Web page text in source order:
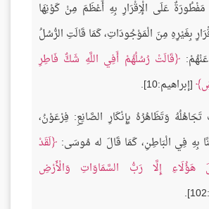
عَلَى الْإِقْرَارِ بِهِ أَعْظَمَ مِنْ كَوْنِهَا
بِغَيْرِهِ مِنَ الْمَوْجُودَاتِ، كَمَا قَالَتِ الرُّسُلُ
قَالَتْ رُسُلُهُمْ أَفِي اللَّهِ شَكٌّ فَاطِرِ
[إبراهيم:10].
وَتَظَاهُرُهُ بِإِنْكَارِ الصَّانِعِ: فِرْعَوْنُ،
بِهِ فِي الْبَاطِنِ، كَمَا قَالَ له مُوسَى: لَقَدْ
هَؤُلَاءِ إِلَّا رَبُّ السَّمَاوَاتِ وَالْأَرْضِ